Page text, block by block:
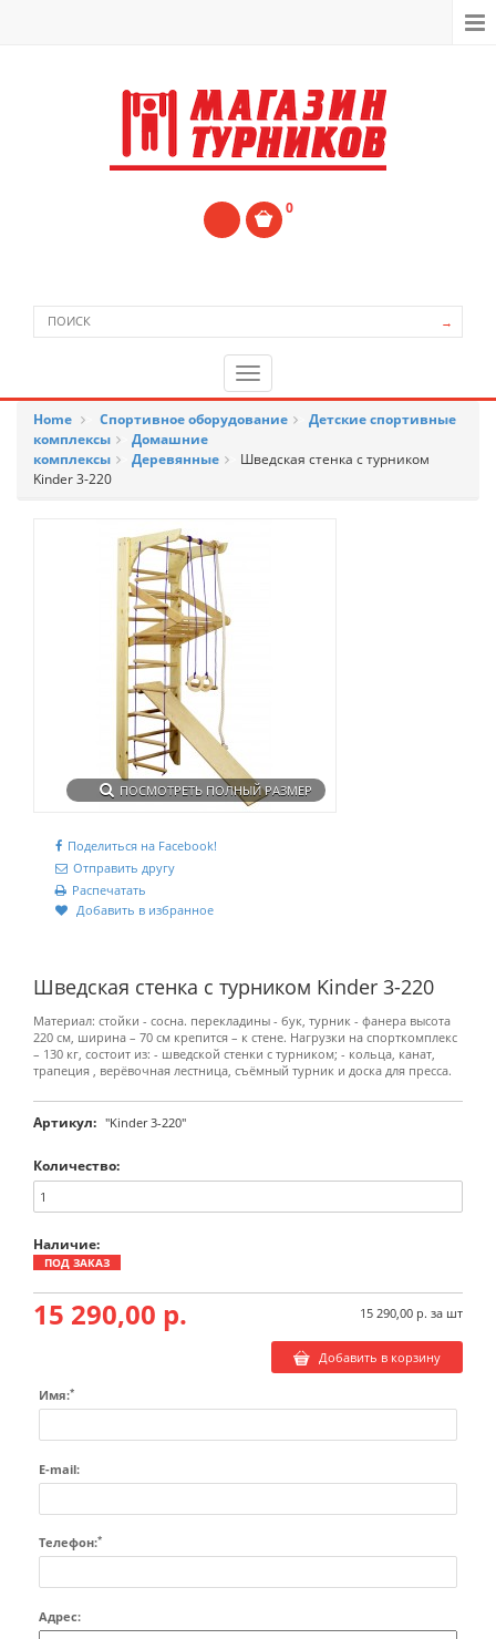
0
→
Home Спортивное оборудование
Детские спортивные
комплексы
Домашние
комплексы
Деревянные
Шведская стенка с турником
Kinder 3-220
ПОСМОТРЕТЬ ПОЛНЫЙ РАЗМЕР
Поделиться на Facebook!
Отправить другу
Распечатать
Добавить в избранное
Шведская стенка с турником Kinder 3-220
Материал: стойки - сосна. перекладины - бук, турник - фанера высота
220 см, ширина – 70 см крепится – к стене. Нагрузки на спорткомплекс
– 130 кг, состоит из: - шведской стенки с турником; - кольца, канат,
трапеция , верёвочная лестница, съёмный турник и доска для пресса.
Артикул: "Kinder 3-220"
Количество:
Наличие:
ПОД ЗАКАЗ
15 290,00 р. 15 290,00 р. за шт
Добавить в корзину
Имя:*
E-mail:
Телефон:*
Адрес: